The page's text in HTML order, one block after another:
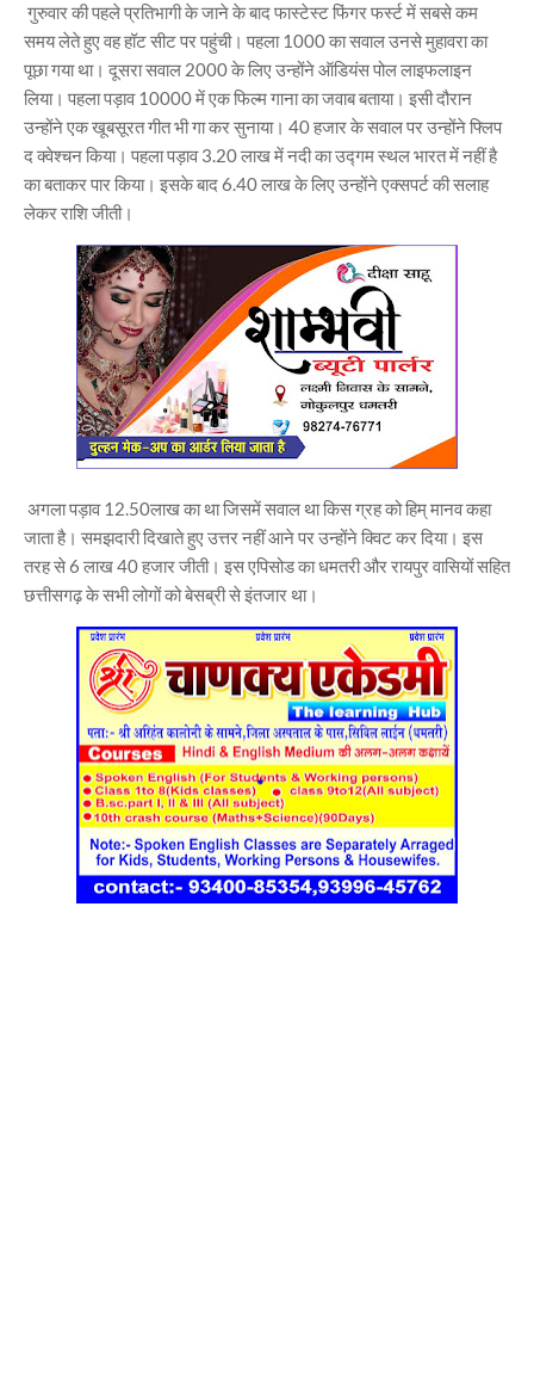
गुरुवार की पहले प्रतिभागी के जाने के बाद फास्टेस्ट फिंगर फर्स्ट में सबसे कम
समय लेते हुए वह हॉट सीट पर पहुंची। पहला 1000 का सवाल उनसे मुहावरा का
पूछा गया था। दूसरा सवाल 2000 के लिए उन्होंने ऑडियंस पोल लाइफलाइन
लिया। पहला पड़ाव 10000 में एक फिल्म गाना का जवाब बताया। इसी दौरान
उन्होंने एक खूबसूरत गीत भी गा कर सुनाया। 40 हजार के सवाल पर उन्होंने फ्लिप
द क्वेश्चन किया। पहला पड़ाव 3.20 लाख में नदी का उद्गम स्थल भारत में नहीं है
का बताकर पार किया। इसके बाद 6.40 लाख के लिए उन्होंने एक्सपर्ट की सलाह
लेकर राशि जीती।
अगला पड़ाव 12.50लाख का था जिसमें सवाल था किस ग्रह को हिम् मानव कहा
जाता है। समझदारी दिखाते हुए उत्तर नहीं आने पर उन्होंने क्विट कर दिया। इस
तरह से 6 लाख 40 हजार जीती। इस एपिसोड का धमतरी और रायपुर वासियों सहित
छत्तीसगढ़ के सभी लोगों को बेसब्री से इंतजार था।